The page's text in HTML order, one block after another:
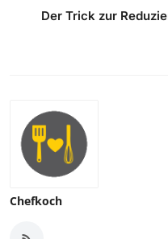
Der Trick zur
Chefkoch